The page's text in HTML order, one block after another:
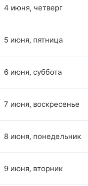
4 июня, четверг
5 июня, пятница
6 июня, суббота
7 июня, воскресенье
8 июня, понедельник
9 июня, вторник